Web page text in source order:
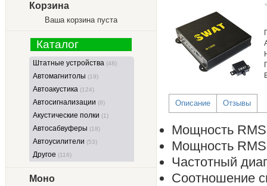
Корзина
Ваша корзина пуста
Каталог
Штатные устройства (48)
Автомагнитолы (19)
Автоакустика (124)
Автосигнализации (8)
Акустические полки (1)
Автосабвуферы (18)
Автоусилители (53)
Другое (116)
Моно
Описание Отзывы
Мощность
Мощность
Частотный
Соотношение